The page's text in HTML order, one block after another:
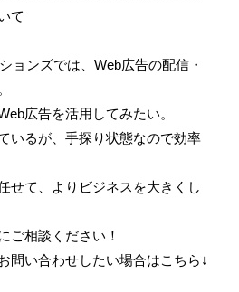
て
ョンズでは、Web広告の配信・
広告を活用してみたい。
いるが、手探り状態なので効率
せて、よりビジネスを大きくし
ご相談ください！
問い合わせしたい場合はこちら↓